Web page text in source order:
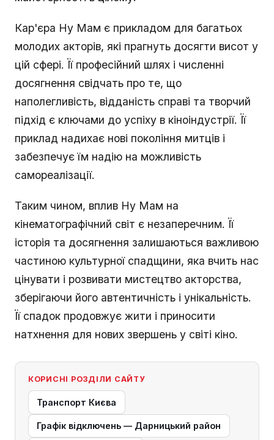
Кар'єра Ну Мам є прикладом для багатьох
молодих акторів, які прагнуть досягти висот у
цій сфері. Її професійний шлях і численні
досягнення свідчать про те, що
наполегливість, відданість справі та творчий
підхід є ключами до успіху в кіноіндустрії. Її
приклад надихає нові покоління митців і
забезпечує їм надію на можливість
самореалізації.
Таким чином, вплив Ну Мам на
кінематографічний світ є незаперечним. Її
історія та досягнення залишаються важливою
частиною культурної спадщини, яка вчить нас
цінувати і розвивати мистецтво акторства,
зберігаючи його автентичність і унікальність.
Її спадок продовжує жити і приносити
натхнення для нових звершень у світі кіно.
КОРИСНІ РОЗДІЛИ САЙТУ
Транспорт Києва
Графік відключень — Дарницький район